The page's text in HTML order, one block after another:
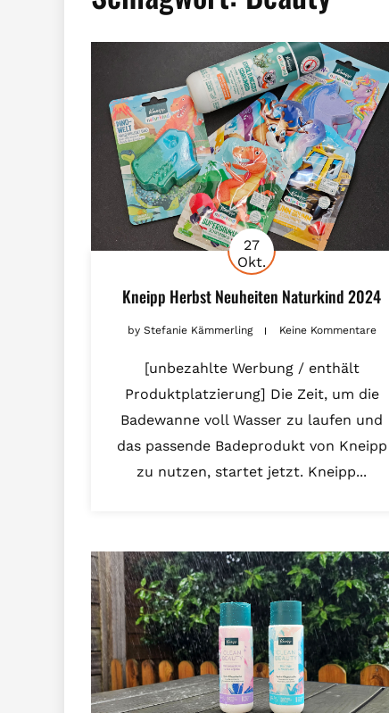
27
Okt.
Kneipp Herbst Neuheiten Naturkind 2024
byStefanie Kämmerling Keine Kommentare
[unbezahlte Werbung / enthält
Produktplatzierung] Die Zeit, um die
Badewanne voll Wasser zu laufen und
das passende Badeprodukt von Kneipp
zu nutzen, startet jetzt. Kneipp...